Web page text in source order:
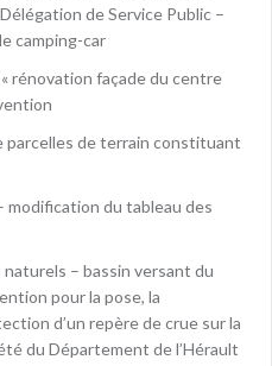
de Service Public –
camping-car
rénovation façade du centre
parcelles de terrain constituant
modification du tableau des
– bassin versant du
pour la pose, la
d’un repère de crue sur la
du Département de l’Hérault